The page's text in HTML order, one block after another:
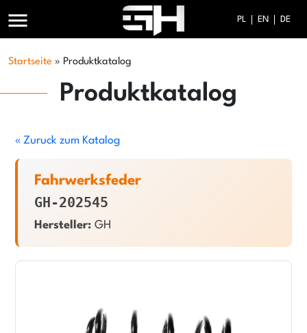
menu PL EN DE
Startseite » Produktkatalog
Produktkatalog
« Zuruck zum Katalog
Fahrwerksfeder
GH-202545
Hersteller: GH